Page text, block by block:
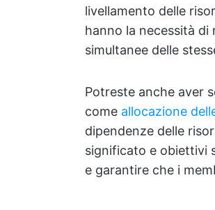
livellamento delle
hanno la necessità di
simultanee delle
Potreste anche aver
come allocazione
dipendenze delle
significato e obiettivi
e garantire che i